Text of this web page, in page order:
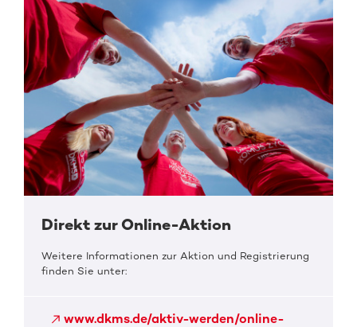
Direkt zur Online-Aktion
Weitere Informationen zur Aktion und Registrierung
finden Sie unter:
www.dkms.de/aktiv-werden/online-